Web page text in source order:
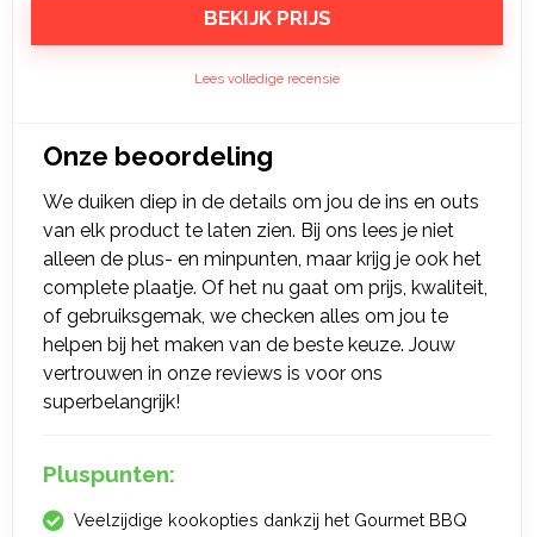
BEKIJK PRIJS
Lees volledige recensie
Onze beoordeling
We duiken diep in de details om jou de ins en outs
van elk product te laten zien. Bij ons lees je niet
alleen de plus- en minpunten, maar krijg je ook het
complete plaatje. Of het nu gaat om prijs, kwaliteit,
of gebruiksgemak, we checken alles om jou te
helpen bij het maken van de beste keuze. Jouw
vertrouwen in onze reviews is voor ons
superbelangrijk!
Pluspunten:
Veelzijdige kookopties dankzij het Gourmet BBQ